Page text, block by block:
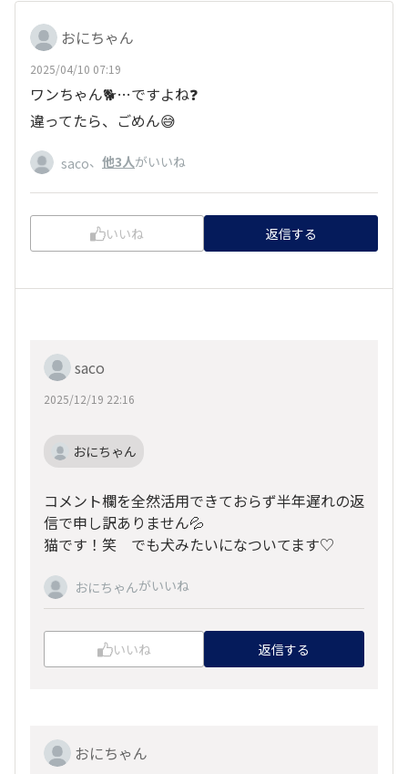
おにちゃん
2025/04/10 07:19
ワンちゃん🐕️…ですよね❓️
違ってたら、ごめん😅
saco、 他3人がいいね
いいね 返信する
saco
2025/12/19 22:16
おにちゃん
コメント欄を全然活用できておらず半年遅れの返
信で申し訳ありません💦
猫です！笑 でも犬みたいになついてます♡
おにちゃんがいいね
いいね 返信する
おにちゃん